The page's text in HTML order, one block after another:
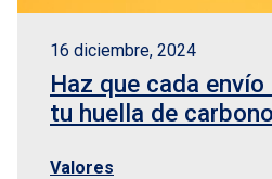
16 diciembre, 2024
Haz que cada
tu huella de
Valores